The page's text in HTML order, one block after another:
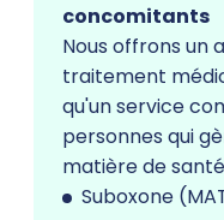
concomitants
Nous offrons un
traitement
qu'un service
personnes qui
matière de
Suboxone